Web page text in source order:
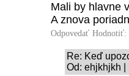
Mali by hlavne
A znova
Odpovedať Hodnotiť:
Re: Keď
Od: ehjkhjkh |